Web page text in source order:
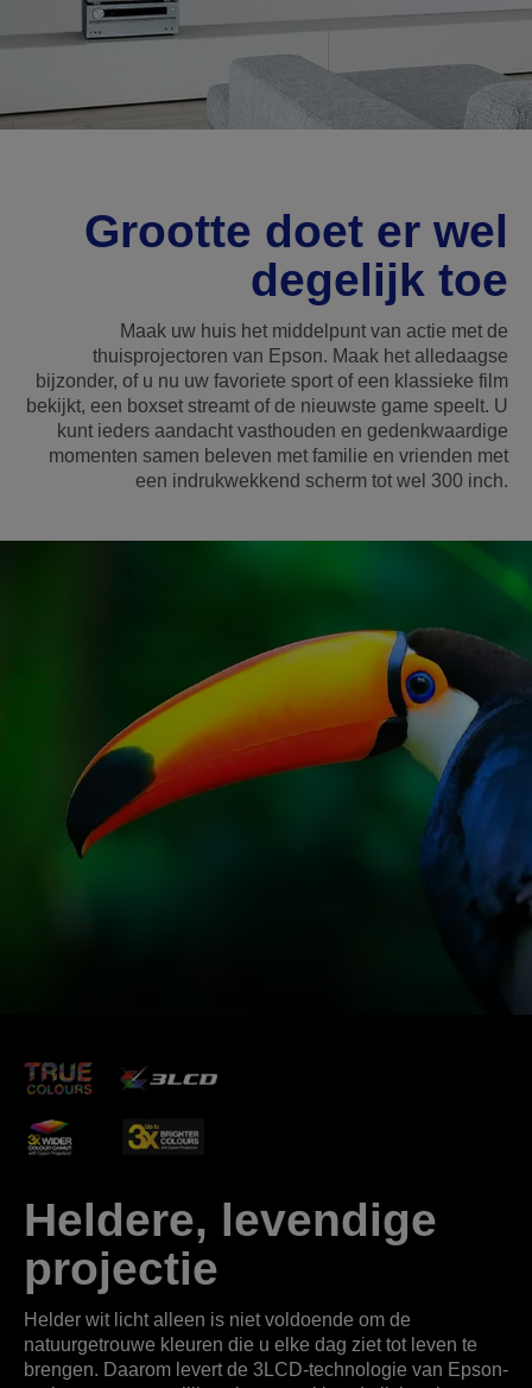
Grootte doet er wel
degelijk toe
Maak uw huis het middelpunt van actie met de
thuisprojectoren van Epson. Maak het alledaagse
bijzonder, of u nu uw favoriete sport of een klassieke film
bekijkt, een boxset streamt of de nieuwste game speelt. U
kunt ieders aandacht vasthouden en gedenkwaardige
momenten samen beleven met familie en vrienden met
een indrukwekkend scherm tot wel 300 inch.
Heldere, levendige
projectie
Helder wit licht alleen is niet voldoende om de
natuurgetrouwe kleuren die u elke dag ziet tot leven te
brengen. Daarom levert de 3LCD-technologie van Epson-